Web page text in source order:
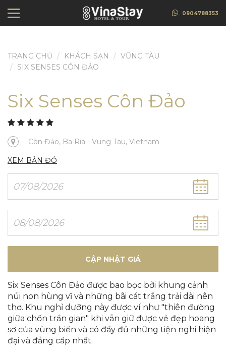
0904788353
TRANG CHỦ KHÁCH SẠN
VŨNG TÀU
SIX SENSES CÔN ĐẢO
Six Senses Côn Đảo
Côn Đảo, Ba Ria - Vung Tau, Vietnam
XEM BẢN ĐỒ
CẬP NHẬT GIÁ
Six Senses Côn Đảo được bao bọc bởi khung cảnh
núi non hùng vĩ và những bãi cát trắng trải dài nên
thơ. Khu nghỉ dưỡng này được ví như "thiên đường
giữa chốn trần gian" khi vẫn giữ được vẻ đẹp hoang
sơ của vùng biển và có đầy đủ những tiện nghi hiện
đại và đẳng cấp nhất.